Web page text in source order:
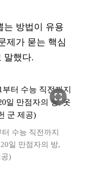
는 방법이 유용
제가 묻는 핵심
말했다.
fullscreen
수능 직전까지
일 만점자의 방,
)